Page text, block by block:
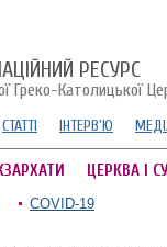
РЕСУРС
Греко-Католицької
СТАТТІ ІНТЕРВ'Ю
ЦЕРКВА І
COVID-19